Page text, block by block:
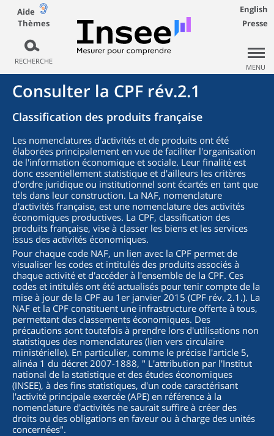
Aide
Thèmes
RECHERCHE
English
Presse
MENU
Consulter la CPF rév.2.1
Classification des produits française
Les nomenclatures d'activités et de produits ont été
élaborées principalement en vue de faciliter l'organisation
de l'information économique et sociale. Leur finalité est
donc essentiellement statistique et d'ailleurs les critères
d'ordre juridique ou institutionnel sont écartés en tant que
tels dans leur construction. La NAF, nomenclature
d'activités française, est une nomenclature des activités
économiques productives. La CPF, classification des
produits française, vise à classer les biens et les services
issus des activités économiques.
Pour chaque code NAF, un lien avec la CPF permet de
visualiser les codes et intitulés des produits associés à
chaque activité et d'accéder à l'ensemble de la CPF. Ces
codes et intitulés ont été actualisés pour tenir compte de la
mise à jour de la CPF au 1er janvier 2015 (CPF rév. 2.1.). La
NAF et la CPF constituent une infrastructure offerte à tous,
permettant des classements économiques. Des
précautions sont toutefois à prendre lors d'utilisations non
statistiques des nomenclatures (lien vers circulaire
ministérielle). En particulier, comme le précise l'article 5,
alinéa 1 du décret 2007-1888, " L'attribution par l'Institut
national de la statistique et des études économiques
(INSEE), à des fins statistiques, d'un code caractérisant
l'activité principale exercée (APE) en référence à la
nomenclature d'activités ne saurait suffire à créer des
droits ou des obligations en faveur ou à charge des unités
concernées".